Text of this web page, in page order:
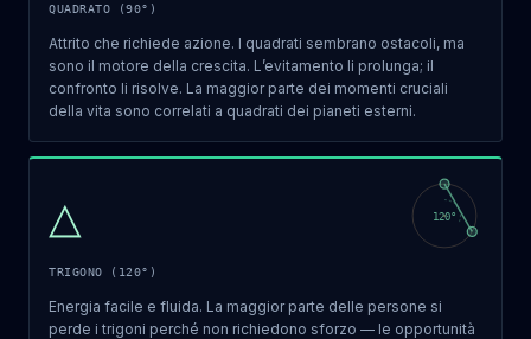
QUADRATO (90°)
Attrito che richiede azione. I quadrati sembrano ostacoli, ma
sono il motore della crescita. L’evitamento li prolunga; il
confronto li risolve. La maggior parte dei momenti cruciali
della vita sono correlati a quadrati dei pianeti esterni.
△ 120°
TRIGONO (120°)
Energia facile e fluida. La maggior parte delle persone si
perde i trigoni perché non richiedono sforzo — le opportunità